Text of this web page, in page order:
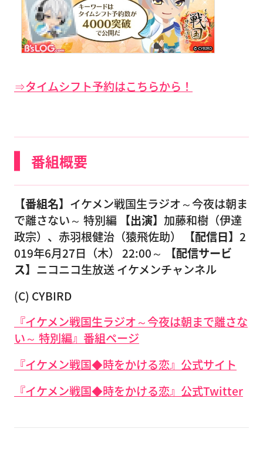
⇒タイムシフト予約はこちらから！
番組概要
【番組名】 イケメン戦国生ラジオ～今夜は朝ま
で離さない～ 特別編
【出演】 加藤和樹（伊達
政宗）、赤羽根健治（猿飛佐助）
【配信日】 2
019年6月27日（木） 22:00～
【配信サービ
ス】 ニコニコ生放送 イケメンチャンネル
(C) CYBIRD
『イケメン戦国生ラジオ～今夜は朝まで離さな
い～ 特別編』番組ページ
『イケメン戦国◆時をかける恋』公式サイト
『イケメン戦国◆時をかける恋』公式Twitter